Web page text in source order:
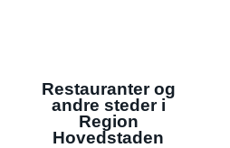
Restauranter og
andre steder i
Region
Hovedstaden